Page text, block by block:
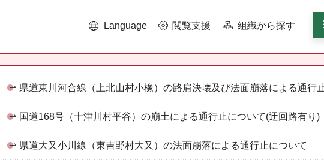
Language 閲覧支援 組織から探す
県道東川河合線（上北山村小橡）の路肩決壊及び法面崩落による通行
国道168号（十津川村平谷）の崩土による通行止について(迂回路有り)
県道大又小川線（東吉野村大又）の法面崩落による通行止について